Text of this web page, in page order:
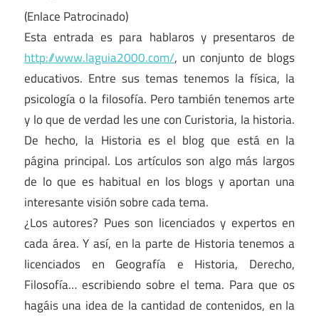
(Enlace Patrocinado)
Esta entrada es para hablaros y presentaros de
http://www.laguia2000.com/, un conjunto de blogs
educativos. Entre sus temas tenemos la física, la
psicología o la filosofía. Pero también tenemos arte
y lo que de verdad les une con Curistoria, la historia.
De hecho, la Historia es el blog que está en la
página principal. Los artículos son algo más largos
de lo que es habitual en los blogs y aportan una
interesante visión sobre cada tema.
¿Los autores? Pues son licenciados y expertos en
cada área. Y así, en la parte de Historia tenemos a
licenciados en Geografía e Historia, Derecho,
Filosofía… escribiendo sobre el tema. Para que os
hagáis una idea de la cantidad de contenidos, en la